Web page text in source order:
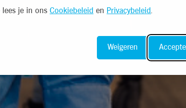
lees je in ons Cookiebeleid en Privacybeleid
Weigeren